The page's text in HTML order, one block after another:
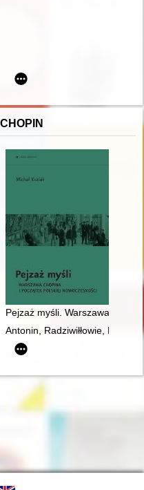
w ostatnich pięćdziesięciu
romantycznych Fryderyka
Pejzaż myśli. Warszawa
do badań nad rodziną
Antonin, Radziwiłłowie,